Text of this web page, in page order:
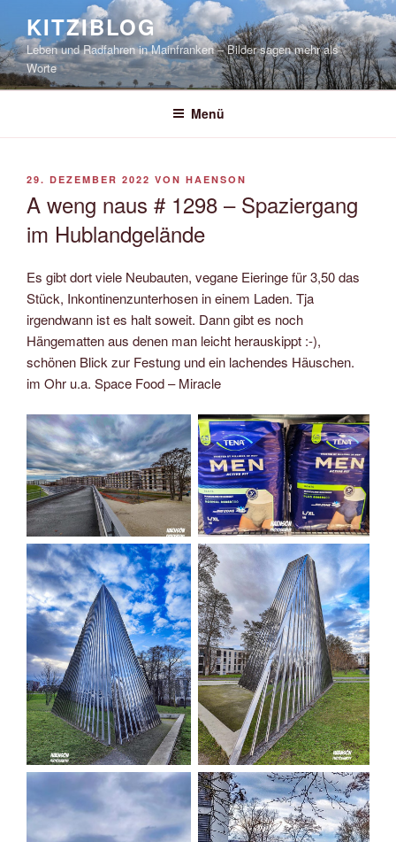
springen
KITZIBLOG
Leben und Radfahren in Mainfranken – Bilder sagen mehr als
Worte
Menü
VERÖFFENTLICHT
29. DEZEMBER 2022 VON HAENSON
A weng naus # 1298 – Spaziergang
im Hublandgelände
Es gibt dort viele Neubauten, vegane Eieringe für 3,50 das
Stück, Inkontinenzunterhosen in einem Laden. Tja
irgendwann ist es halt soweit. Dann gibt es noch
Hängematten aus denen man leicht herauskippt :-),
schönen Blick zur Festung und ein lachendes Häuschen.
im Ohr u.a. Space Food – Miracle